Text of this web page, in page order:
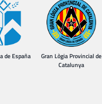
de España
Gran Lògia Provincial de
Catalunya